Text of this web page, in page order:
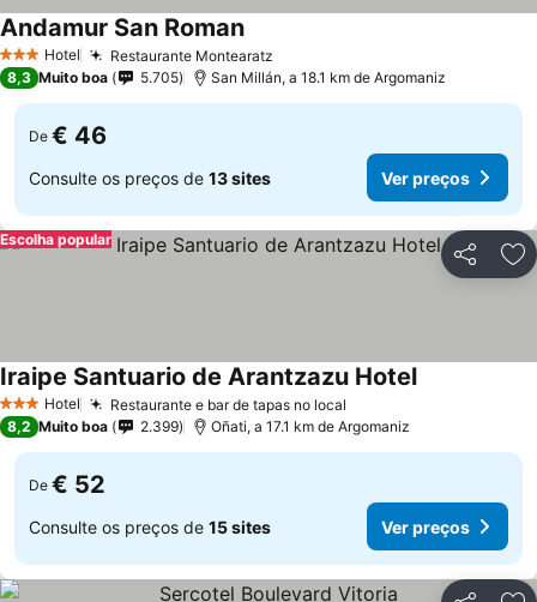
3 EstrelasHotel Restaurante Montearatz
Andamur San RomanVer preços
8,3 Muito boa 5.705 San Millán, a 18.1 km de Argomaniz
De € 46
Consulte os preços de 13 sites Ver preços
Partilhar
Escolha popular
3 EstrelasHotel Restaurante e bar de tapas no local
Iraipe Santuario de Arantzazu HotelVer preços
8,2 Muito boa 2.399 Oñati, a 17.1 km de Argomaniz
De € 52
Consulte os preços de 15 sites Ver preços